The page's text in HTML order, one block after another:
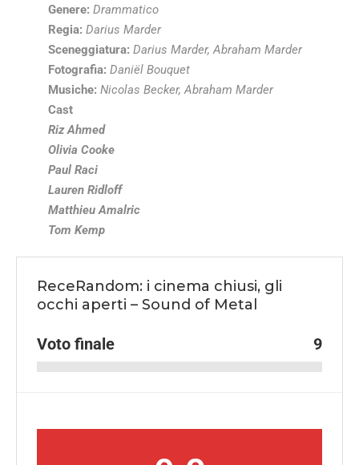
Genere: Drammatico
Regia: Darius Marder
Sceneggiatura: Darius Marder, Abraham Marder
Fotografia: Daniël Bouquet
Musiche: Nicolas Becker, Abraham Marder
Cast
Riz Ahmed
Olivia Cooke
Paul Raci
Lauren Ridloff
Matthieu Amalric
Tom Kemp
ReceRandom: i cinema chiusi, gli
occhi aperti – Sound of Metal
Voto finale 9